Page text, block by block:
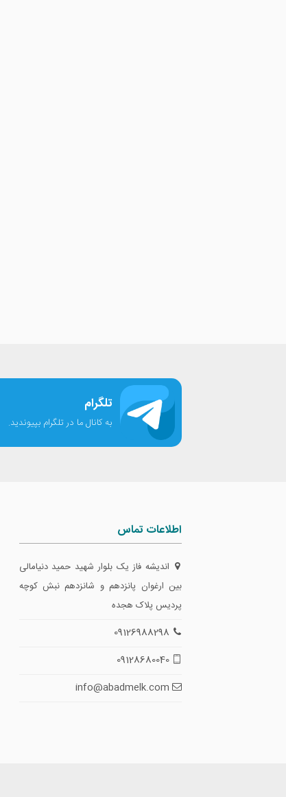
تلگرام
به کانال ما در تلگرام بپیوندید.
اطلاعات تماس
اندیشه فاز یک بلوار شهید حمید دنیامالی
بین ارغوان پانزدهم و شانزدهم نبش کوچه
پردیس پلاک هجده